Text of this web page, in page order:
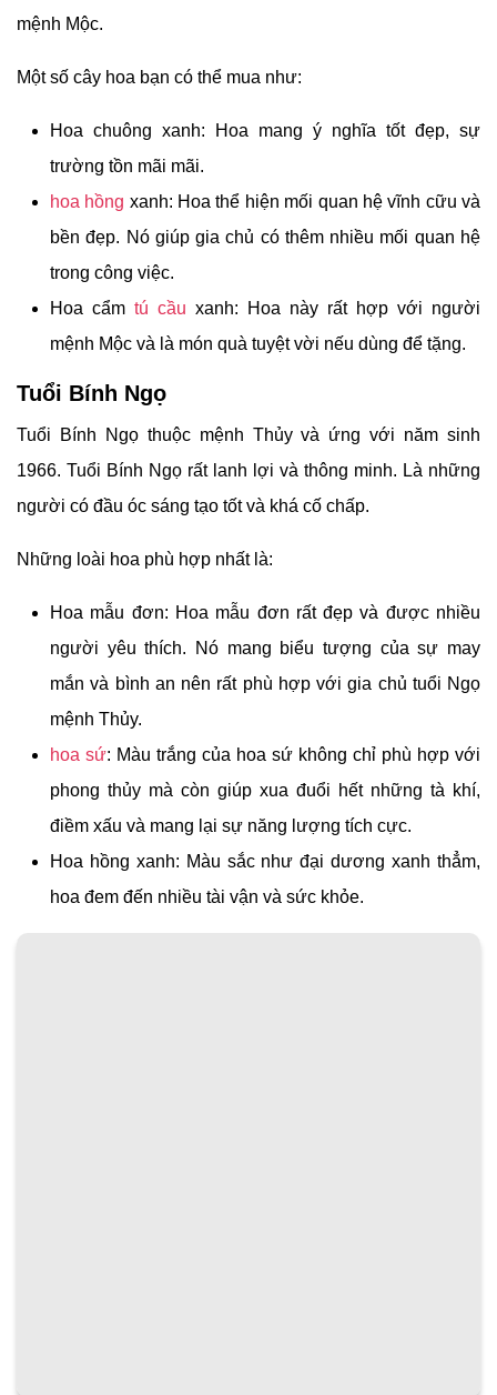
mệnh Mộc.
Một số cây hoa bạn có thể mua như:
Hoa chuông xanh: Hoa mang ý nghĩa tốt đẹp, sự
trường tồn mãi mãi.
hoa hồng xanh: Hoa thể hiện mối quan hệ vĩnh cữu và
bền đẹp. Nó giúp gia chủ có thêm nhiều mối quan hệ
trong công việc.
Hoa cẩm tú cầu xanh: Hoa này rất hợp với người
mệnh Mộc và là món quà tuyệt vời nếu dùng để tặng.
Tuổi Bính Ngọ
Tuổi Bính Ngọ thuộc mệnh Thủy và ứng với năm sinh
1966. Tuổi Bính Ngọ rất lanh lợi và thông minh. Là những
người có đầu óc sáng tạo tốt và khá cố chấp.
Những loài hoa phù hợp nhất là:
Hoa mẫu đơn: Hoa mẫu đơn rất đẹp và được nhiều
người yêu thích. Nó mang biểu tượng của sự may
mắn và bình an nên rất phù hợp với gia chủ tuổi Ngọ
mệnh Thủy.
hoa sứ: Màu trắng của hoa sứ không chỉ phù hợp với
phong thủy mà còn giúp xua đuổi hết những tà khí,
điềm xấu và mang lại sự năng lượng tích cực.
Hoa hồng xanh: Màu sắc như đại dương xanh thẳm,
hoa đem đến nhiều tài vận và sức khỏe.